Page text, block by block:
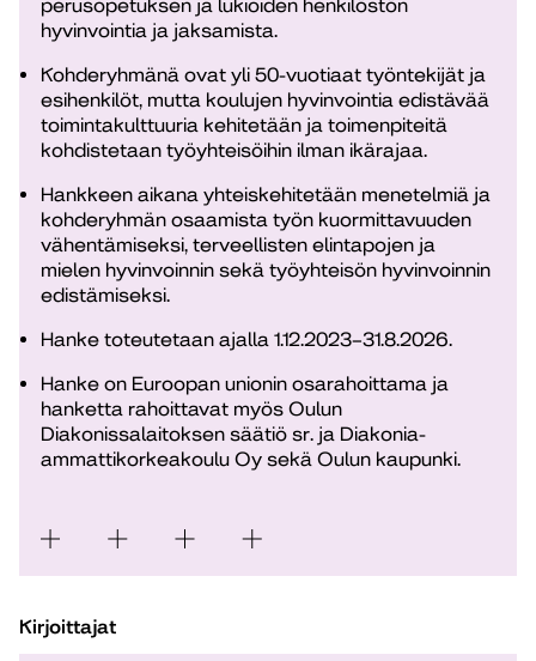
perusopetuksen ja lukioiden henkilöstön
hyvinvointia ja jaksamista.
Kohderyhmänä ovat yli 50-vuotiaat työntekijät ja
esihenkilöt, mutta koulujen hyvinvointia edistävää
toimintakulttuuria kehitetään ja toimenpiteitä
kohdistetaan työyhteisöihin ilman ikärajaa.
Hankkeen aikana yhteiskehitetään menetelmiä ja
kohderyhmän osaamista työn kuormittavuuden
vähentämiseksi, terveellisten elintapojen ja
mielen hyvinvoinnin sekä työyhteisön hyvinvoinnin
edistämiseksi.
Hanke toteutetaan ajalla 1.12.2023–31.8.2026.
Hanke on Euroopan unionin osarahoittama ja
hanketta rahoittavat myös Oulun
Diakonissalaitoksen säätiö sr. ja Diakonia-
ammattikorkeakoulu Oy sekä Oulun kaupunki.
Kirjoittajat